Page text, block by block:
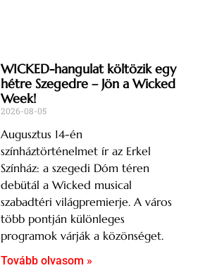
WICKED-hangulat költözik egy
hétre Szegedre – Jön a Wicked
Week!
2026-08-05
Augusztus 14-én
színháztörténelmet ír az Erkel
Színház: a szegedi Dóm téren
debütál a Wicked musical
szabadtéri világpremierje. A város
több pontján különleges
programok várják a közönséget.
Tovább olvasom »